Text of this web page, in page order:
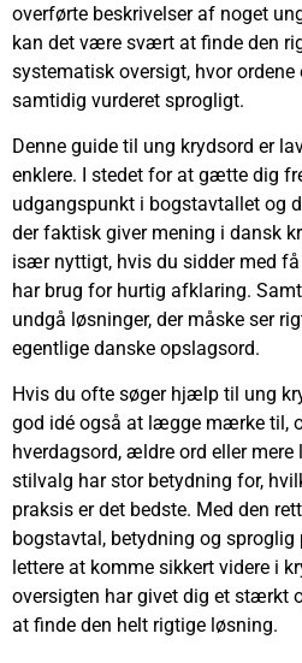
overførte beskrivelser af noget
kan det være svært at finde den
systematisk oversigt, hvor
samtidig vurderet sprogligt.
Denne guide til ung krydsord er
enklere. I stedet for at gætte dig
udgangspunkt i bogstavtallet og
der faktisk giver mening i dansk
især nyttigt, hvis du sidder med
har brug for hurtig afklaring.
undgå løsninger, der måske ser
egentlige danske opslagsord.
Hvis du ofte søger hjælp til ung
god idé også at lægge mærke til,
hverdagsord, ældre ord eller
stilvalg har stor betydning for,
praksis er det bedste. Med den
bogstavtal, betydning og
lettere at komme sikkert videre i
oversigten har givet dig et stærkt
at finde den helt rigtige løsning.